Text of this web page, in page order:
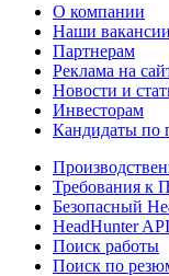
О компании
Наши вакансии
Партнерам
Реклама на
Новости и
Инвесторам
Кандидаты по
Требования к
Безопасный
HeadHunter API
Поиск работы
Поиск по